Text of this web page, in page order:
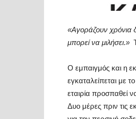
«Αγοράζουν χρόνια
μπορεί να μιλήσει.»
Ο εμπαιγμός και η
εγκαταλείπεται με
εταιρία προσπαθεί
Δυο μέρες πριν τις